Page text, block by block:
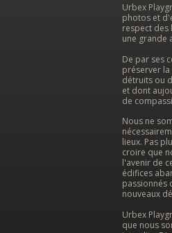
Urbex
photos et
respect des
une grande
De par ses
préserver
détruits ou
et dont
de
Nous ne
lieux. Pas
croire que
l'avenir de
édifices
passionnés
nouveaux
Urbex
que nous